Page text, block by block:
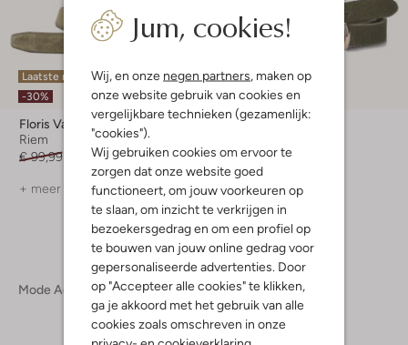
Jum, cookies!
Wij, en onze negen partners , maken op
onze website gebruik van cookies en
vergelijkbare technieken (gezamenlijk:
"cookies").
Wij gebruiken cookies om ervoor te
zorgen dat onze website goed
functioneert, om jouw voorkeuren op
te slaan, om inzicht te verkrijgen in
bezoekersgedrag en om een profiel op
te bouwen van jouw online gedrag voor
gepersonaliseerde advertenties. Door
op "Accepteer alle cookies" te klikken,
ga je akkoord met het gebruik van alle
cookies zoals omschreven in onze
Laatste maten
-30%
Floris Van Bommel
Riem
€ 99,99
€ 69,99
+ meer kleuren
Nieuw
Notre-V
€ 34,99
+ meer kleuren
Mode Accessoires Riemen Riemen Dames